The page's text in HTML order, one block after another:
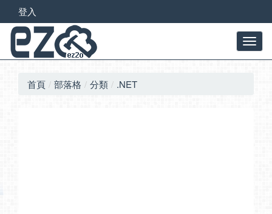
登入
首頁 部落格 分類 .NET